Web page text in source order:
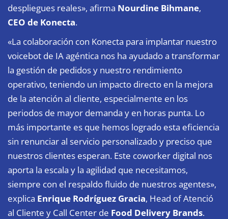
despliegues reales», afirma Nourdine Bihmane,
CEO de Konecta.
«La colaboración con Konecta para implantar nuestro
voicebot de IA agéntica nos ha ayudado a transformar
la gestión de pedidos y nuestro rendimiento
operativo, teniendo un impacto directo en la mejora
de la atención al cliente, especialmente en los
periodos de mayor demanda y en horas punta. Lo
más importante es que hemos logrado esta eficiencia
sin renunciar al servicio personalizado y preciso que
nuestros clientes esperan. Este coworker digital nos
aporta la escala y la agilidad que necesitamos,
siempre con el respaldo fluido de nuestros agentes»,
explica Enrique Rodríguez Gracia, Head of Atenció
al Cliente y Call Center de Food Delivery Brands.